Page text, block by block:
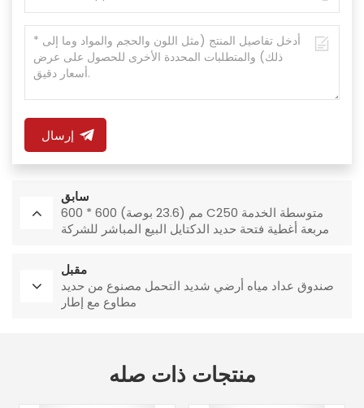
إرسال
سابق
600 * 600 مم (23.6 بوصة) C250 متوسطة الخدمة
مربعة أغطية فتحة حديد الدكتايل البيع المباشر للشركة
مقبل
صندوق عداد مياه أرضي شديد التحمل مصنوع من حديد
مطاوع مع إطار
منتجات ذات صله